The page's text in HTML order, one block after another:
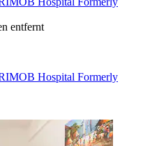
entfernt
Hospital Formerly